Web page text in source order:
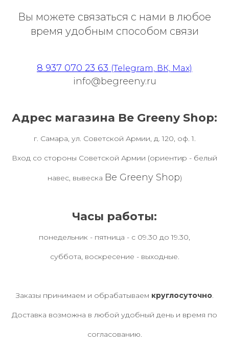
Вы можете связаться с нами в любое
время удобным способом связи
8 937 070 23 63 (Telegram, ВК, Max)
info@begreeny.ru
Адрес магазина Be Greeny Shop:
г. Самара, ул. Советской Армии, д. 120, оф. 1.
Вход со стороны Советской Армии (ориентир - белый
навес, вывеска Be Greeny Shop)
Часы работы:
понедельник - пятница - с 09.30 до 19.30,
суббота, воскресение - выходные.
Заказы принимаем и обрабатываем круглосуточно.
Доставка возможна в любой удобный день и время по
согласованию.